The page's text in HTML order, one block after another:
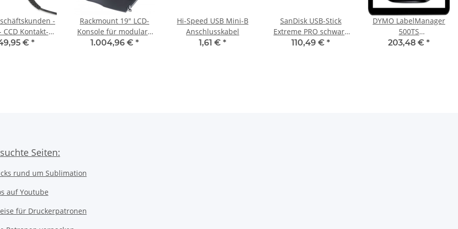
-
CCD Kontakt-
mit 60
€ *
Rackmount 19" LCD-
Konsole für modulare
KVM-Switche
1.004,96 € *
Hi-Speed USB Mini-B
Anschlusskabel
1,61 € *
SanDisk USB-Stick
Extreme PRO schwarz
256 GB
110,49 € *
DYMO LabelManager
500TS
Beschriftungsgerät
203,48 € *
Seiten:
rund um Sublimation
auf Youtube
für Druckerpatronen